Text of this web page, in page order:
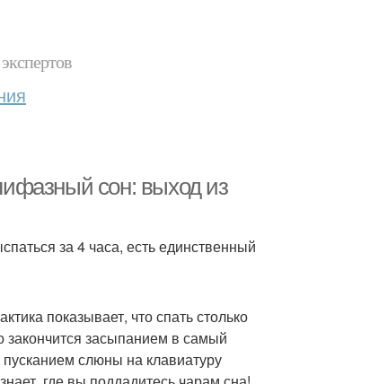
сон: выход из
за 4 часа, есть единственный
показывает, что спать столько
засыпанием в самый
слюны на клавиатуру